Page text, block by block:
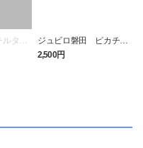
タリ
ジュビロ磐田 ピカチュ
ウ タオルマフラー
2,500円